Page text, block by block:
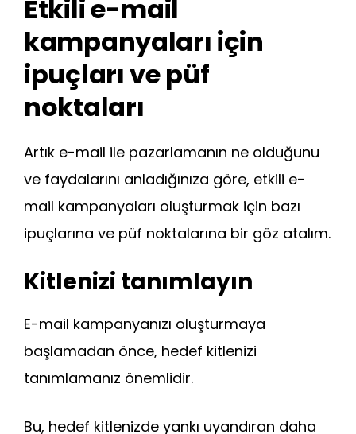
Etkili e-mail
kampanyaları için
ipuçları ve püf
noktaları
Artık e-mail ile pazarlamanın ne olduğunu
ve faydalarını anladığınıza göre, etkili e-
mail kampanyaları oluşturmak için bazı
ipuçlarına ve püf noktalarına bir göz atalım.
Kitlenizi tanımlayın
E-mail kampanyanızı oluşturmaya
başlamadan önce, hedef kitlenizi
tanımlamanız önemlidir.
Bu, hedef kitlenizde yankı uyandıran daha